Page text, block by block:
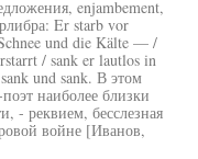
enjambement,
Er starb vor
und die Kälte — /
/ sank er lautlos in
und sank. В этом
наиболее близки
- реквием, бесслезная
войне [Иванов,